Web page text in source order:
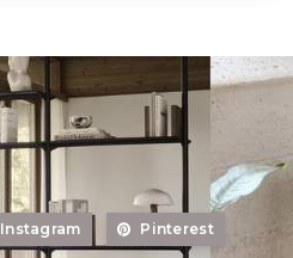
Instagram Pinterest